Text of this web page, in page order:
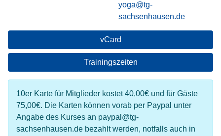
yoga@tg-
sachsenhausen.de
vCard
Trainingszeiten
10er Karte für Mitglieder kostet 40,00€ und für Gäste
75,00€. Die Karten können vorab per Paypal unter
Angabe des Kurses an paypal@tg-
sachsenhausen.de bezahlt werden, notfalls auch in